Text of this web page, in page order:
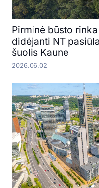
Pirminė būsto
didėjanti NT
šuolis Kaune
2026.06.02